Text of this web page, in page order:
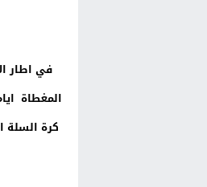
في اطار
كرة السلة